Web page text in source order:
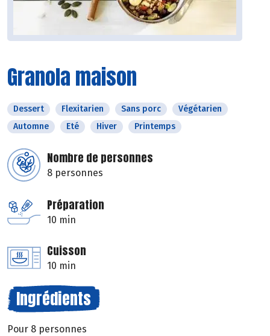
Granola maison
Dessert Flexitarien Sans porc
Végétarien
Automne
Eté Hiver Printemps
Nombre de personnes
8 personnes
Préparation
10 min
Cuisson
10 min
Ingrédients
Pour 8 personnes